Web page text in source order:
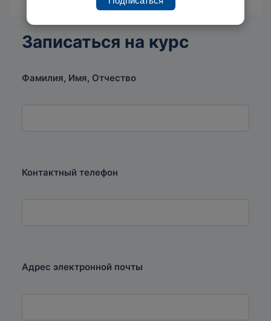
Записаться на курс
Фамилия, Имя, Отчество
Контактный телефон
Адрес электронной почты